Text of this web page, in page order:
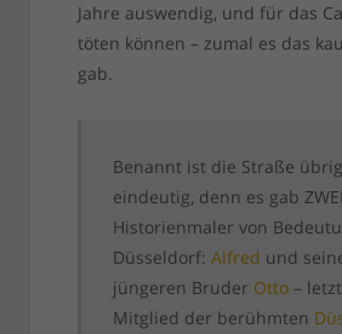
Jahre auswendig, und für das
töten können – zumal es das
gab.
Benannt ist die Straße
eindeutig, denn es gab ZWEI
Historienmaler von
Düsseldorf: Alfred und
jüngeren Bruder Otto–
Mitglied der berühmten